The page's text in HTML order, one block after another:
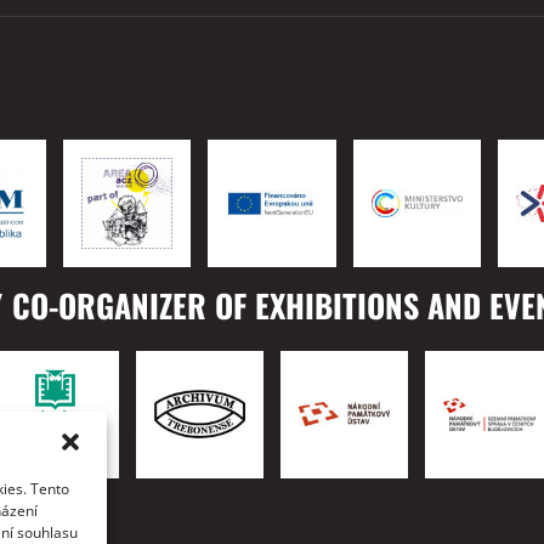
Tento
souhlasu
ORGANIZER OF EXHIBITIONS AND